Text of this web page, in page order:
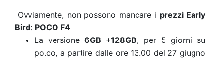
Ovviamente, non possono mancare i prezzi Early
Bird: POCO F4
La versione6GB +128GB, per 5 giorni su
po.co, a partire dalle ore 13.00 del 27 giugno